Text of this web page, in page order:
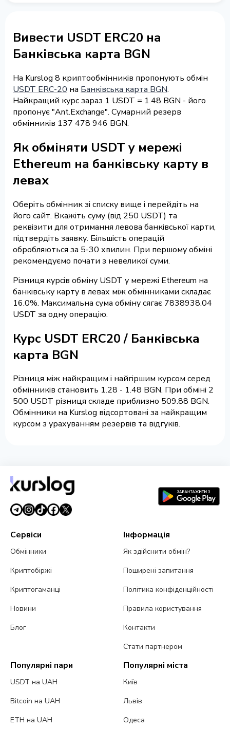
Вивести USDT ERC20 на
Банківська карта BGN
На Kurslog 8 криптообмінників пропонують обмін
USDT ERC-20 на Банківська карта BGN.
Найкращий курс зараз 1 USDT = 1.48 BGN - його
пропонує "Ant.Exchange". Сумарний резерв
обмінників 137 478 946 BGN.
Як обміняти USDT у мережі
Ethereum на банківську карту в
левах
Оберіть обмінник зі списку вище і перейдіть на
його сайт. Вкажіть суму (від 250 USDT) та
реквізити для отримання левова банківської карти,
підтвердіть заявку. Більшість операцій
обробляються за 5-30 хвилин. При першому обміні
рекомендуємо почати з невеликої суми.
Різниця курсів обміну USDT у мережі Ethereum на
банківську карту в левах між обмінниками складає
16.0%. Максимальна сума обміну сягає 7838938.04
USDT за одну операцію.
Курс USDT ERC20 / Банківська
карта BGN
Різниця між найкращим і найгіршим курсом серед
обмінників становить 1.28 - 1.48 BGN. При обміні 2
500 USDT різниця складе приблизно 509.88 BGN.
Обмінники на Kurslog відсортовані за найкращим
курсом з урахуванням резервів та відгуків.
Сервіси
Обмінники
Криптобіржі
Криптогаманці
Новини
Блог
Інформація
Як здійснити обмін?
Поширені запитання
Політика конфіденційності
Правила користування
Контакти
Стати партнером
Популярні пари
USDT на UAH
Bitcoin на UAH
ETH на UAH
Популярні міста
Київ
Львів
Одеса